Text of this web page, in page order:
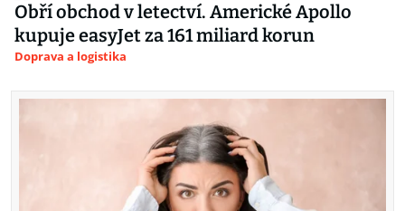
Obří obchod v letectví. Americké Apollo
kupuje easyJet za 161 miliard korun
Doprava a logistika